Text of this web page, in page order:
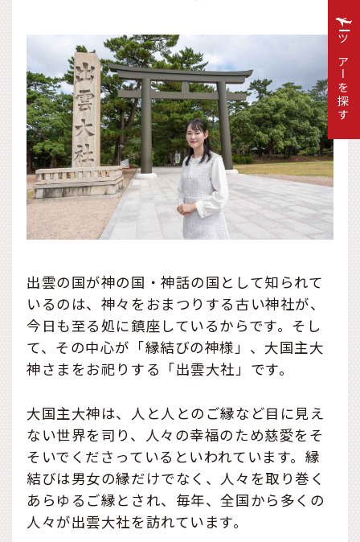
出雲の国が神の国・神話の国として知られて
いるのは、神々をおまつりする古い神社が、
今日も至る処に鎮座しているからです。そし
て、その中心が「縁結びの神様」、大国主大
神さまをお祀りする「出雲大社」です。
大国主大神は、人と人とのご縁など目に見え
ない世界を司り、人々の幸福のため慈愛をそ
そいでくださっているといわれています。縁
結びは男女の縁だけでなく、人々を取り巻く
あらゆるご縁とされ、毎年、全国から多くの
人々が出雲大社を訪れています。
ツアーを探す